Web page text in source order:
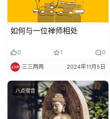
如何与一位禅师相处
0 1 0
三三两两 2024年11月5日
八点僧音